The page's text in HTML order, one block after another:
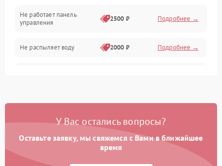
Гигиена
Программное обеспечение
Не работает панель
управления
2500 ₽ Подробнее →
Не распыляет воду 2000 ₽ Подробнее →
Проблемы с набором
Не работает сушилка 2100 ₽ Подробнее →
Сбои в работе таймера 1700 ₽
У Вас остались вопросы?
Оставьте заявку, мы свяжемся с Вами в ближайшее
время